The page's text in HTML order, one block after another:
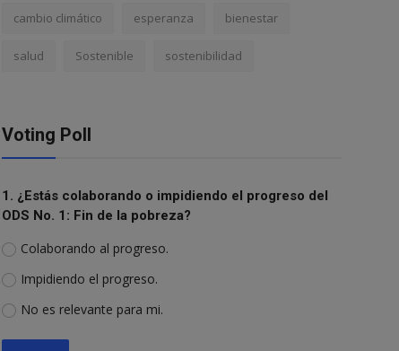
cambio climático esperanza bienestar
salud Sostenible sostenibilidad
Voting Poll
1. ¿Estás colaborando o impidiendo el progreso del
ODS No. 1: Fin de la pobreza?
Colaborando al progreso.
Impidiendo el progreso.
No es relevante para mi.